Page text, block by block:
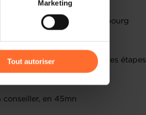
être affectées en
Marketing
Tout autoriser
entrepreneurs au Luxembourg
et fiscaux à connaître
d’établissement et les étapes
conseiller, en 45mn